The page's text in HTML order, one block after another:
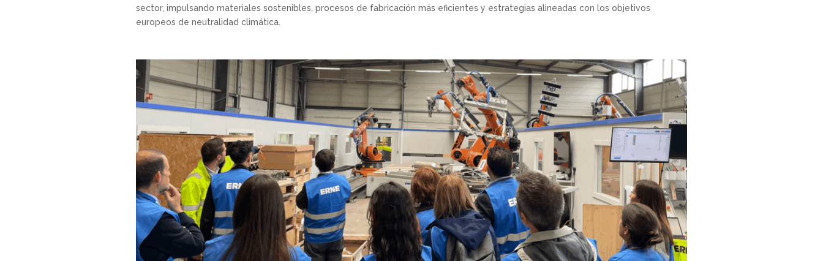
sector, impulsando materiales sostenibles, procesos de fabricación más eficientes y estrategias alineadas con los objetivos
europeos de neutralidad climática.